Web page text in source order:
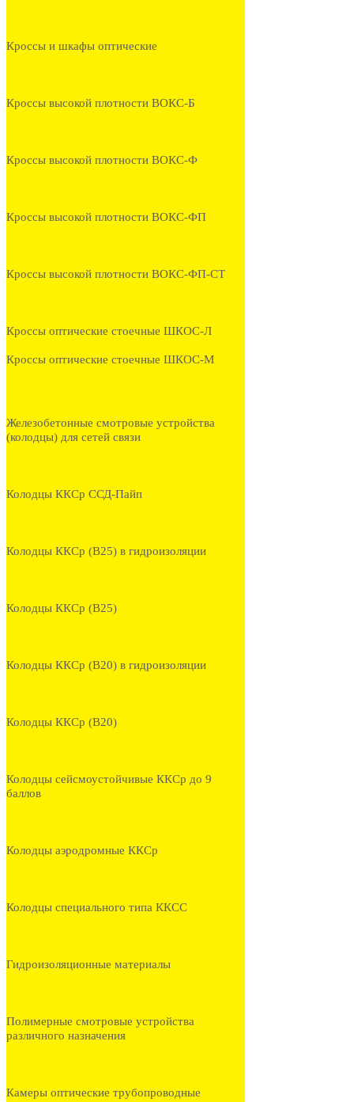
Кроссы и шкафы оптические
Кроссы высокой плотности ВОКС-Б
Кроссы высокой плотности ВОКС-Ф
Кроссы высокой плотности ВОКС-ФП
Кроссы высокой плотности ВОКС-ФП-СТ
Кроссы оптические стоечные ШКОС-Л
Кроссы оптические стоечные ШКОС-М
Железобетонные смотровые устройства
(колодцы) для сетей связи
Колодцы ККСр ССД-Пайп
Колодцы ККСр (В25) в гидроизоляции
Колодцы ККСр (В25)
Колодцы ККСр (В20) в гидроизоляции
Колодцы ККСр (В20)
Колодцы сейсмоустойчивые ККСр до 9
баллов
Колодцы аэродромные ККСр
Колодцы специального типа ККСС
Гидроизоляционные материалы
Полимерные смотровые устройства
различного назначения
Камеры оптические трубопроводные